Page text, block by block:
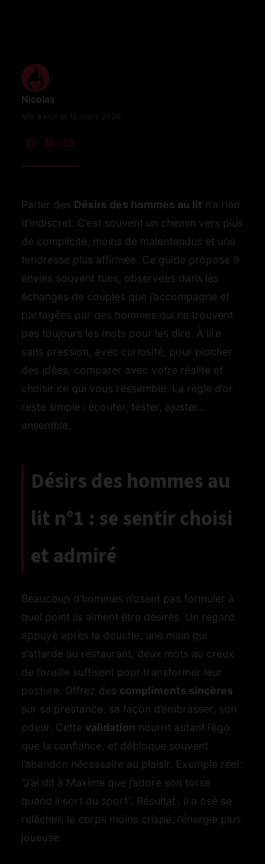
Nicolas
Parler des Désirs des hommes au lit n’a rien
d’indiscret. C’est souvent un chemin vers plus
de complicité, moins de malentendus et une
tendresse plus affirmée. Ce guide propose 9
envies souvent tues, observées dans les
échanges de couples que j’accompagne et
partagées par des hommes qui ne trouvent
pas toujours les mots pour les dire. À lire
sans pression, avec curiosité, pour piocher
des idées, comparer avec votre réalité et
choisir ce qui vous ressemble. La règle d’or
reste simple : écouter, tester, ajuster…
ensemble.
Désirs des hommes au
lit n°1 : se sentir choisi
et admiré
Beaucoup d’hommes n’osent pas formuler à
quel point ils aiment être désirés. Un regard
appuyé après la douche, une main qui
s’attarde au restaurant, deux mots au creux
de l’oreille suffisent pour transformer leur
posture. Offrez des compliments sincères
sur sa prestance, sa façon d’embrasser, son
odeur. Cette validation nourrit autant l’égo
que la confiance, et débloque souvent
l’abandon nécessaire au plaisir. Exemple réel :
“J’ai dit à Maxime que j’adore son torse
quand il sort du sport”. Résultat : il a osé se
relâcher, le corps moins crispé, l’énergie plus
joueuse.